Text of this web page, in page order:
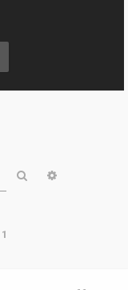
Rechercher
1